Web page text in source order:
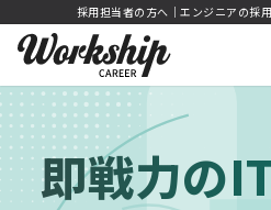
採用担当者の方へ｜エンジニアの採
即戦力の